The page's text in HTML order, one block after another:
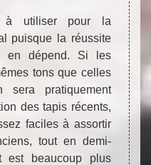
à utiliser pour la
puisque la réussite
en dépend. Si les
tons que celles
pratiquement
des tapis récents,
faciles à assortir
tout en demi-
est beaucoup plus